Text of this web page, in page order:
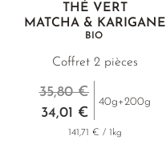
THÉ VERT
MATCHA & KARIGANE
BIO
Coffret 2 pièces
34,01 €
35,80 €
40g+200g
141,71 € / 1kg